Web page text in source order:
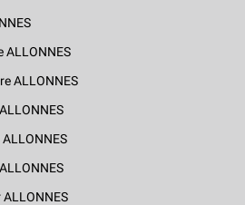
ALLONNES
ALLONNES